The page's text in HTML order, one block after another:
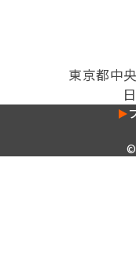
東京都中
©